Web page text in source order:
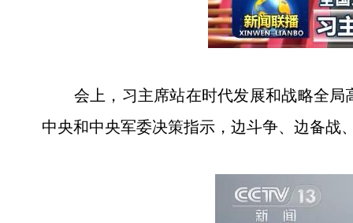
会上，习主席站在时代发展和战略全局
中央和中央军委决策指示，边斗争、边备战